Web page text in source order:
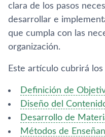
clara de los pasos
desarrollar e
que cumpla con las
organización.
Este artículo cubrirá
Definición de
Diseño del
Desarrollo de
Métodos de